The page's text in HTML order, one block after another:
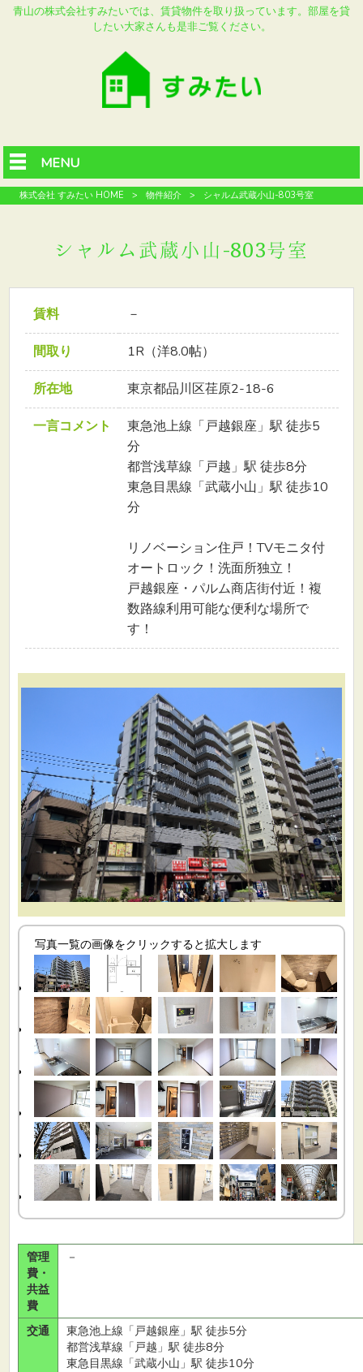
青山の株式会社すみたいでは、賃貸物件を取り扱っています。部屋を貸
したい大家さんも是非ご覧ください。
MENU
株式会社 すみたい HOME > 物件紹介 > シャルム武蔵小山-803号室
シャルム武蔵小山-803号室
賃料 －
間取り 1R（洋8.0帖）
所在地 東京都品川区荏原2-18-6
一言コメント
東急池上線「戸越銀座」駅 徒歩5
分
都営浅草線「戸越」駅 徒歩8分
東急目黒線「武蔵小山」駅 徒歩10
分
リノベーション住戸！TVモニタ付
オートロック！洗面所独立！
戸越銀座・パルム商店街付近！複
数路線利用可能な便利な場所で
す！
写真一覧の画像をクリックすると拡大します
管理
費・
共益
費
－
交通
東急池上線「戸越銀座」駅 徒歩5分
都営浅草線「戸越」駅 徒歩8分
東急目黒線「武蔵小山」駅 徒歩10分